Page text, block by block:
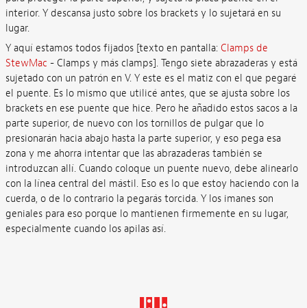
interior. Y descansa justo sobre los brackets y lo sujetará en su
lugar.
Y aquí estamos todos fijados [texto en pantalla: Clamps de
StewMac - Clamps y más clamps]. Tengo siete abrazaderas y está
sujetado con un patrón en V. Y este es el matiz con el que pegaré
el puente. Es lo mismo que utilicé antes, que se ajusta sobre los
brackets en ese puente que hice. Pero he añadido estos sacos a la
parte superior, de nuevo con los tornillos de pulgar que lo
presionarán hacia abajo hasta la parte superior, y eso pega esa
zona y me ahorra intentar que las abrazaderas también se
introduzcan allí. Cuando coloque un puente nuevo, debe alinearlo
con la línea central del mástil. Eso es lo que estoy haciendo con la
cuerda, o de lo contrario la pegarás torcida. Y los imanes son
geniales para eso porque lo mantienen firmemente en su lugar,
especialmente cuando los apilas así.